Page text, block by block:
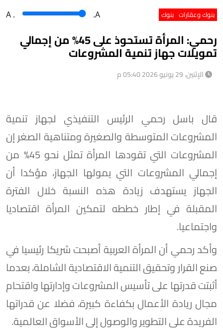
بنوك وعقارات بنوك A . .A
رحمي: المرأة تستحوذ على 45% من إجمالي
تمويلات جهاز تنمية المشروعات
الإثنين، 29 يونيو 2026 05:40 م
قال باسل رحمي الرئيس التنفيذي لجهاز تنمية
المشروعات المتوسطة والصغيرة ومتناهية الصغر إن
المشروعات التي تقودها المرأة تمثل نحو 45% من
إجمالي المشروعات التي يمولها الجهاز، مؤكدا أن
الجهاز يستهدف زيادة هذه النسبة خلال الفترة
المقبلة في إطار خططه لتمكين المرأة اقتصاديا
واجتماعيا.
وأكد رحمي أن المرأة العربية أصبحت شريكا رئيسيا في
صنع القرار وتحقيق التنمية الاقتصادية الشاملة، بعدما
أثبتت قدرتها على تأسيس المشروعات وإدارتها واقتحام
مجال ريادة الأعمال بكفاءة كبيرة، فضلا عن قدراتها
الفريدة على التطوير والوصول إلى الأسواق العالمية.